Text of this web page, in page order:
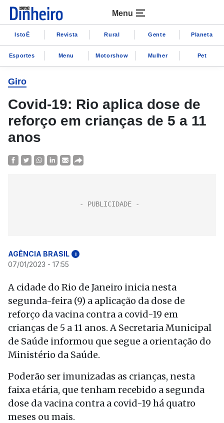
Menu
IstoÉ Revista Rural Gente Planeta
Esportes Menu Motorshow Mulher Pet
Giro
Covid-19: Rio aplica dose de
reforço em crianças de 5 a 11
anos
AGÊNCIA BRASIL i
07/01/2023 - 17:55
A cidade do Rio de Janeiro inicia nesta
segunda-feira (9) a aplicação da dose de
reforço da vacina contra a covid-19 em
crianças de 5 a 11 anos. A Secretaria Municipal
de Saúde informou que segue a orientação do
Ministério da Saúde.
Poderão ser imunizadas as crianças, nesta
faixa etária, que tenham recebido a segunda
dose da vacina contra a covid-19 há quatro
meses ou mais.